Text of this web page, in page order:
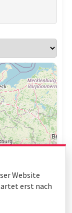
Website
erst nach